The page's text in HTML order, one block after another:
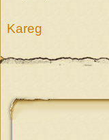
Kareg